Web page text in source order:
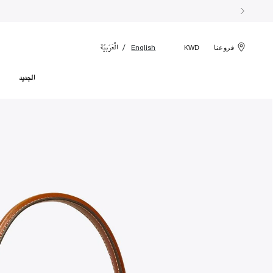
فروعنا KWD
English الْعَرَبيّة
الجديد